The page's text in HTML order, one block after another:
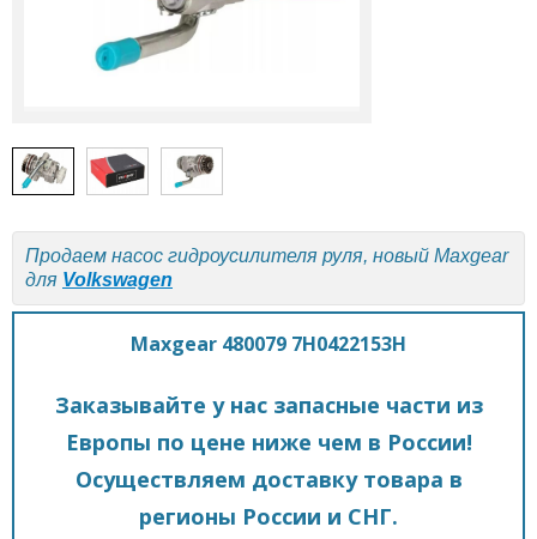
Продаем насос гидроусилителя руля, новый Maxgear
для Volkswagen
Maxgear 480079 7H0422153H
Заказывайте у нас запасные части из
Европы по цене ниже чем в России!
Осуществляем доставку товара в
регионы России и СНГ.